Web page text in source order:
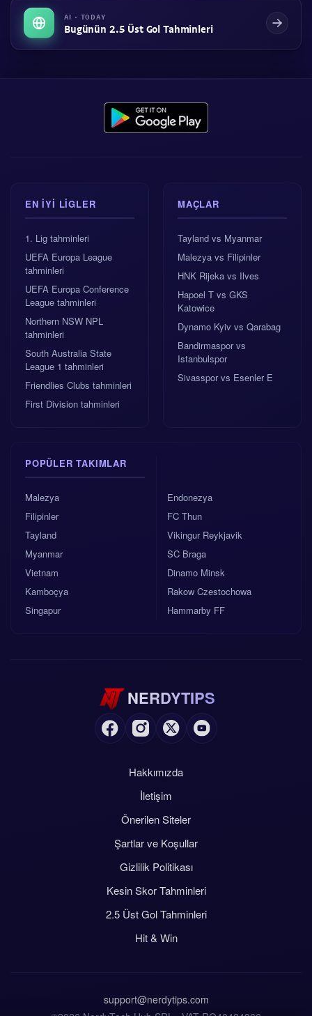
AI · TODAY
Bugünün 2.5 Üst Gol Tahminleri
EN IYI LIGLER
1. Lig tahminleri
UEFA Europa League
tahminleri
UEFA Europa Conference
League tahminleri
Northern NSW NPL
tahminleri
South Australia State
League 1 tahminleri
Friendlies Clubs tahminleri
First Division tahminleri
MAÇLAR
Tayland vs Myanmar
Malezya vs Filipinler
HNK Rijeka vs Ilves
Hapoel T vs GKS
Katowice
Dynamo Kyiv vs Qarabag
Bandirmaspor vs
Istanbulspor
Sivasspor vs Esenler E
POPÜLER TAKIMLAR
Malezya
Filipinler
Tayland
Myanmar
Vietnam
Kamboçya
Singapur
Endonezya
FC Thun
Vikingur Reykjavik
SC Braga
Dinamo Minsk
Rakow Czestochowa
Hammarby FF
NERDYTIPS
Hakkımızda
İletişim
Önerilen Siteler
Şartlar ve Koşullar
Gizlilik Politikası
Kesin Skor Tahminleri
2.5 Üst Gol Tahminleri
Hit & Win
support@nerdytips.com